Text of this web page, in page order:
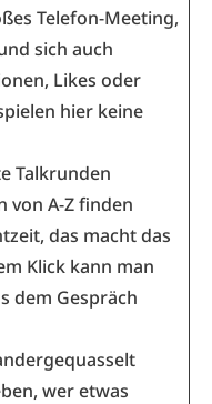
Telefon-Meeting,
sich auch
Likes oder
hier keine
Talkrunden
von A-Z finden
das macht das
Klick kann man
dem Gespräch
wer etwas